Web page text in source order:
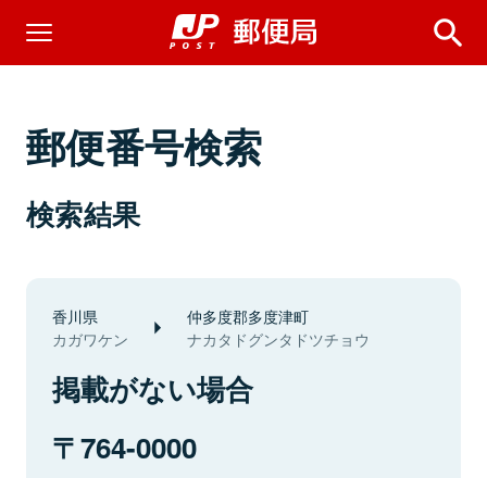
郵便番号検索
検索結果
香川県
カガワケン
仲多度郡多度津町
ナカタドグンタドツチョウ
掲載がない場合
764-0000